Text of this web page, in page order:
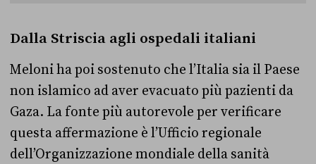
Dalla Striscia agli ospedali italiani
Meloni ha poi sostenuto che l’Italia sia il Paese
non islamico ad aver evacuato più pazienti da
Gaza. La fonte più autorevole per verificare
questa affermazione è l’Ufficio regionale
dell’Organizzazione mondiale della sanità